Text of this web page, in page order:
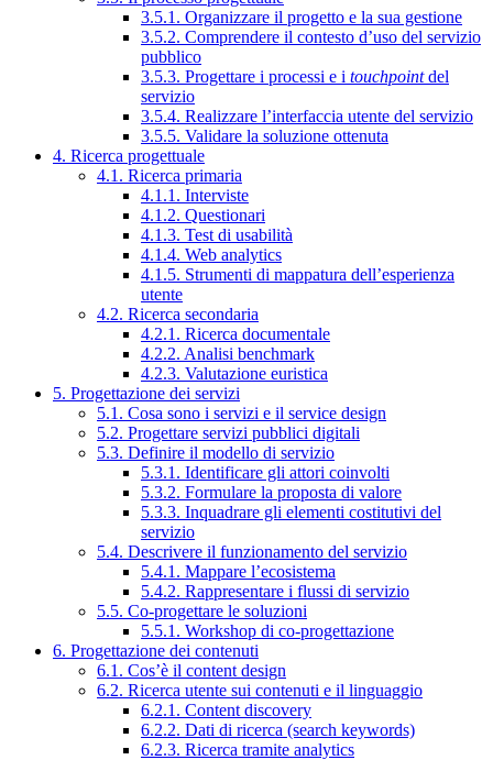
3.5.1. Organizzare il progetto e la sua gestione
3.5.2. Comprendere il contesto d’uso del servizio
pubblico
3.5.3. Progettare i processi e i touchpointdel
servizio
3.5.4. Realizzare l’interfaccia utente del servizio
3.5.5. Validare la soluzione ottenuta
4. Ricerca progettuale
4.1. Ricerca primaria
4.1.1. Interviste
4.1.2. Questionari
4.1.3. Test di usabilità
4.1.4. Web analytics
4.1.5. Strumenti di mappatura dell’esperienza
utente
4.2. Ricerca secondaria
4.2.1. Ricerca documentale
4.2.2. Analisi benchmark
4.2.3. Valutazione euristica
5. Progettazione dei servizi
5.1. Cosa sono i servizi e il service design
5.2. Progettare servizi pubblici digitali
5.3. Definire il modello di servizio
5.3.1. Identificare gli attori coinvolti
5.3.2. Formulare la proposta di valore
5.3.3. Inquadrare gli elementi costitutivi del
servizio
5.4. Descrivere il funzionamento del servizio
5.4.1. Mappare l’ecosistema
5.4.2. Rappresentare i flussi di servizio
5.5. Co-progettare le soluzioni
5.5.1. Workshop di co-progettazione
6. Progettazione dei contenuti
6.1. Cos’è il content design
6.2. Ricerca utente sui contenuti e il linguaggio
6.2.1. Content discovery
6.2.2. Dati di ricerca (search keywords)
6.2.3. Ricerca tramite analytics